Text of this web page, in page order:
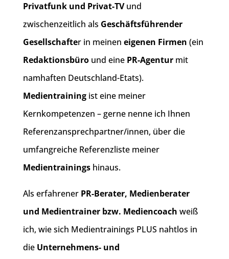
Privatfunk und Privat-TVund
zwischenzeitlich als Geschäftsführender
Gesellschafter in meinen eigenen Firmen (ein
Redaktionsbüround eine PR-Agenturmit
namhaften Deutschland-Etats).
Medientrainingist eine meiner
Kernkompetenzen – gerne nenne ich Ihnen
Referenzansprechpartner/innen, über die
umfangreiche Referenzliste meiner
Medientrainingshinaus.
Als erfahrener PR-Berater, Medienberater
und Medientrainer bzw. Mediencoach weiß
ich, wie sich Medientrainings PLUS nahtlos in
die Unternehmens- und